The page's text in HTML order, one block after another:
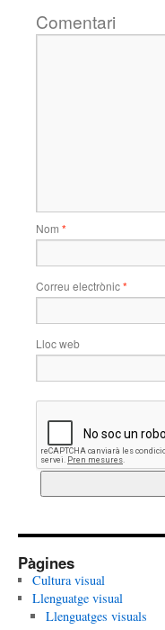
Comentari
Nom *
Correu electrònic*
Lloc web
Pàgines
Cultura visual
Llenguatge visual
Llenguatges visuals